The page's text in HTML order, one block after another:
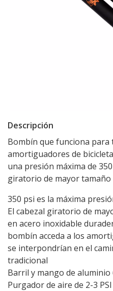
Descripción
Bombín que funciona para
amortiguadores de
una presión máxima de
giratorio de mayor tamaño
350 psi es la máxima
El cabezal giratorio de
en acero inoxidable
bombín acceda a los
se interpondrían en el
tradicional
Barril y mango de aluminio
Purgador de aire de 2-3